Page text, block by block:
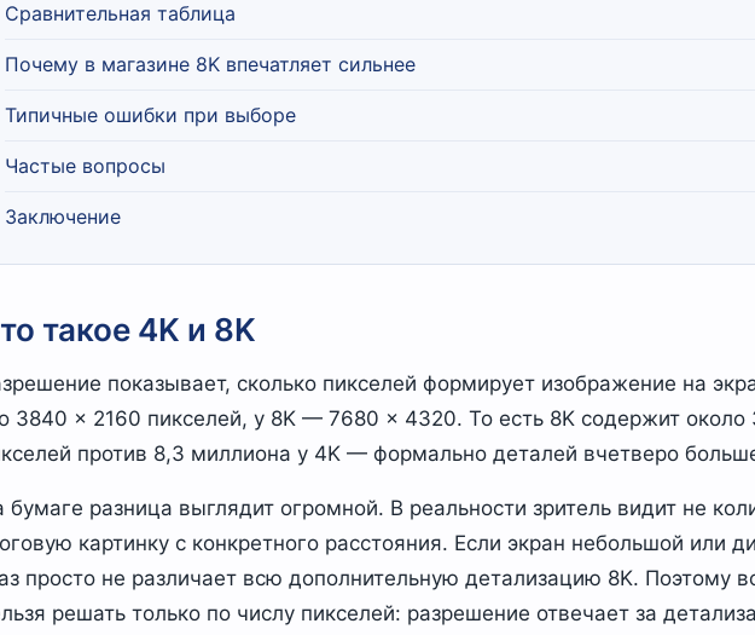
Сравнительная таблица
Почему в магазине 8K впечатляет сильнее
Типичные ошибки при выборе
Частые вопросы
Заключение
такое 4K и 8K
показывает, сколько пикселей формирует изображение на
3840 × 2160 пикселей, у 8K — 7680 × 4320. То есть 8K содержит
против 8,3 миллиона у 4K — формально деталей вчетверо
бумаге разница выглядит огромной. В реальности зритель видит не
картинку с конкретного расстояния. Если экран небольшой или
просто не различает всю дополнительную детализацию 8K. Поэтому
решать только по числу пикселей: разрешение отвечает за